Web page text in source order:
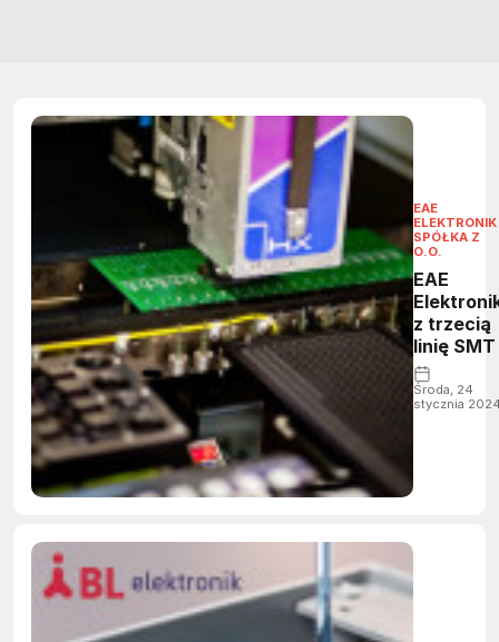
EAE
ELEKTRONIK
SPÓŁKA Z
O.O.
EAE
z trzecią
linię SMT
Środa, 24
stycznia